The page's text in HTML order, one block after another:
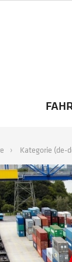
Kategorie (de-